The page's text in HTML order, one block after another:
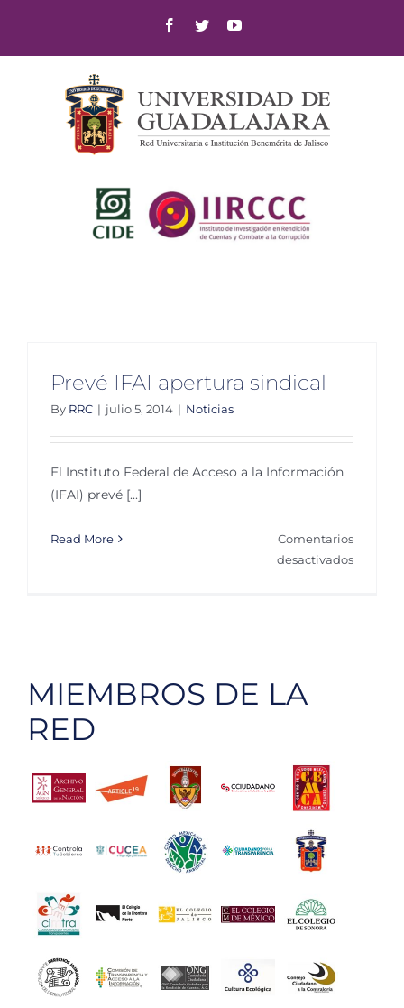
content
Facebook
TwitterYouTube
Prevé IFAI apertura sindical
By RRC | julio 5, 2014 | Noticias
El Instituto Federal de Acceso a la Información
(IFAI) prevé [...]
Read More
Comentarios
desactivadosen
MIEMBROS DE LA
RED